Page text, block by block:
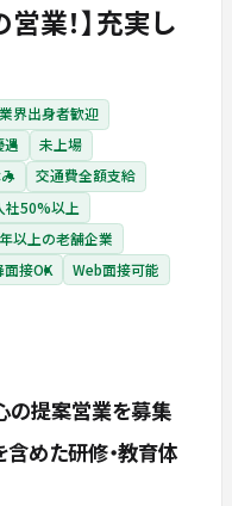
業！】充実し
業界出身者歓迎
遇
未上場
交通費全額支給
社50%以上
以上の老舗企業
接OK Web面接可能
の提案営業を募集
めた研修・教育体